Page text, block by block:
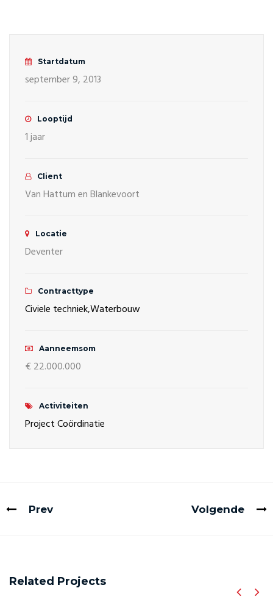
Startdatum
september 9, 2013
Looptijd
1 jaar
Client
Van Hattum en Blankevoort
Locatie
Deventer
Contracttype
Civiele techniek,Waterbouw
Aanneemsom
€ 22.000.000
Activiteiten
Project Coördinatie
Prev Volgende
Related Projects